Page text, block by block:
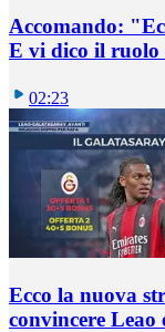
Accomando:
E vi dico il
02:23
Ecco la nuova
convincere Leao